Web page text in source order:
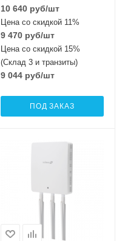
10 640руб/шт
Цена со скидкой 11%
9 470руб/шт
Цена со скидкой 15%
(Склад 3 и транзиты)
9 044руб/шт
ПОД ЗАКАЗ